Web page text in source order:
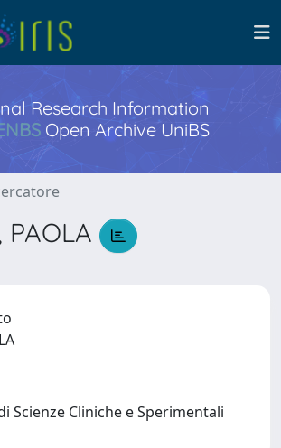
Research Information
Open Archive UniBS
PAOLA
Scienze Cliniche e Sperimentali